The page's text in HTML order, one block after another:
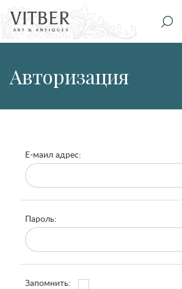
Авторизация
Е-маил адрес:
Пароль:
Запомнить: